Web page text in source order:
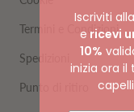
Termini e Condizioni
Spedizioni
Punto di ritiro
Iscriviti
e ricevi
10%
inizia ora il